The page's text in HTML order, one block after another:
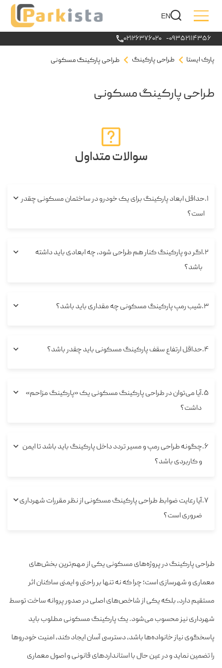
EN
-۰۹۳۵۲۱۱۴۳۵۶ ۰۲۱۲۶۳۷۶۰۲۰
پارک ایستا طراحی پارکینگ طراحی پارکینگ مسکونی
طراحی پارکینگ مسکونی
سوالات متداول
۱ حداقل ابعاد پارکینگ برای یک خودرو در ساختمان مسکونی چقدر
است؟
۲ اگر دو پارکینگ کنار هم طراحی شود، چه ابعادی باید داشته
باشد؟
۳ شیب رمپ پارکینگ مسکونی چه مقداری باید باشد؟
۴ حداقل ارتفاع سقف پارکینگ مسکونی باید چقدر باشد؟
۵ آیا می‌توان در طراحی پارکینگ مسکونی یک «پارکینگ مزاحم»
داشت؟
۶ چگونه طراحی رمپ و مسیر تردد داخل پارکینگ باید باشد تا ایمن
و کاربردی باشد؟
۷آیا رعایت ضوابط طراحی پارکینگ مسکونی از نظر مقررات شهرداری
ضروری است؟
طراحی پارکینگ در پروژه‌های مسکونی یکی از مهم‌ترین بخش‌های
معماری و شهرسازی است؛ چرا که نه تنها بر راحتی و ایمنی ساکنان اثر
مستقیم دارد، بلکه یکی از شاخص‌های اصلی در صدور پروانه ساخت توسط
شهرداری نیز محسوب می‌شود. یک پارکینگ مسکونی مطلوب باید
پاسخگوی نیاز خانواده‌ها باشد، دسترسی آسان ایجاد کند، امنیت خودروها
را تضمین نماید و در عین حال با استانداردهای قانونی و اصول معماری